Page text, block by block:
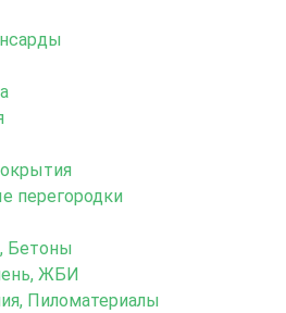
перегородки
Бетоны
ЖБИ
Пиломатериалы